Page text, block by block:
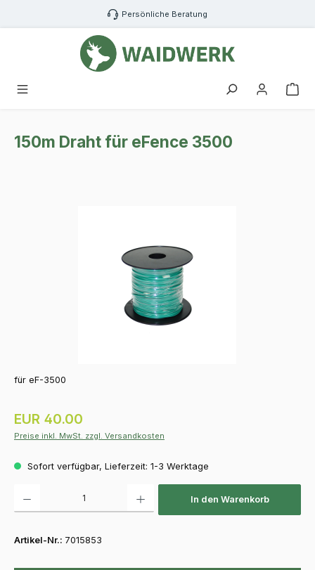
Zum Hauptinhalt springen Persönliche Beratung
150m Draht für eFence 3500
für eF-3500
Regulärer Preis:
EUR 40.00
Preise inkl. MwSt. zzgl. Versandkosten
Sofort verfügbar, Lieferzeit: 1-3 Werktage
In den Warenkorb
Artikel-Nr.: 7015853